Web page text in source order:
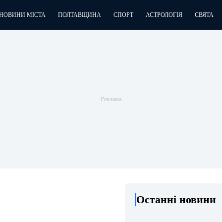
МІСТА ПОЛТАВЩИНА СПОРТ АСТРОЛОГІЯ СВЯТА
Останні новини